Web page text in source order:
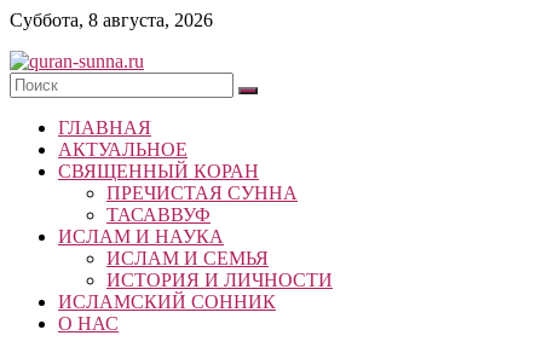
Skip
content
Суббота, 8 августа, 2026
quran-
sunna.ru
«Центр
исследований
Республики
Татарстан
ГЛАВНАЯ
АКТУАЛЬНОЕ
СВЯЩЕННЫЙ КОРАН
ПРЕЧИСТАЯ СУННА
ТАСАВВУФ
ИСЛАМ И НАУКА
ИСЛАМ И СЕМЬЯ
ИСТОРИЯ И ЛИЧНОСТИ
ИСЛАМСКИЙ СОННИК
О НАС